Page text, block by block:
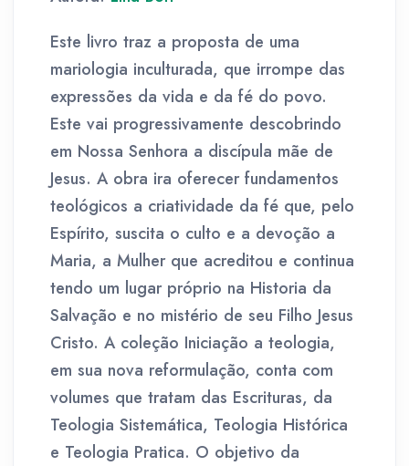
Este livro traz a proposta de uma
mariologia inculturada, que irrompe das
expressões da vida e da fé do povo.
Este vai progressivamente descobrindo
em Nossa Senhora a discípula mãe de
Jesus. A obra ira oferecer fundamentos
teológicos a criatividade da fé que, pelo
Espírito, suscita o culto e a devoção a
Maria, a Mulher que acreditou e continua
tendo um lugar próprio na Historia da
Salvação e no mistério de seu Filho Jesus
Cristo. A coleção Iniciação a teologia,
em sua nova reformulação, conta com
volumes que tratam das Escrituras, da
Teologia Sistemática, Teologia Histórica
e Teologia Pratica. O objetivo da